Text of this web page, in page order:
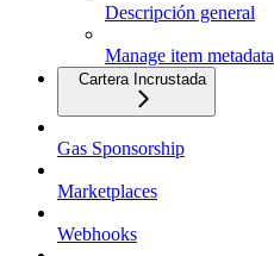
Descripción general
Manage item metadata
Cartera Incrustada
Gas Sponsorship
Marketplaces
Webhooks